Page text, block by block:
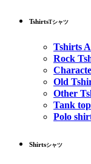
TshirtsTシャツ
Tshirts
Rock
Old
Other
Tank top
Polo
Shirtsシャツ